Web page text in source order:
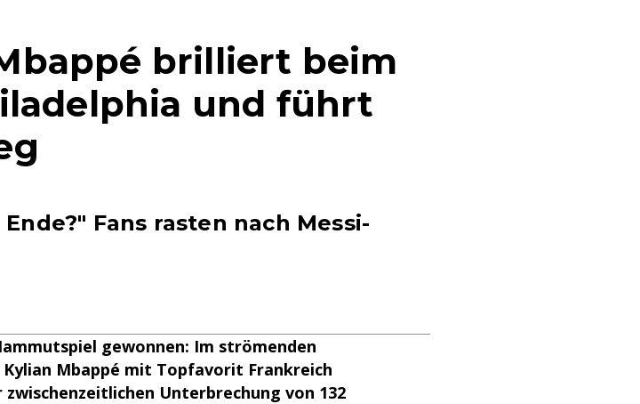
brilliert beim
und führt
Fans rasten nach Messi-
gewonnen: Im strömenden
Mbappé mit Topfavorit Frankreich
Unterbrechung von 132